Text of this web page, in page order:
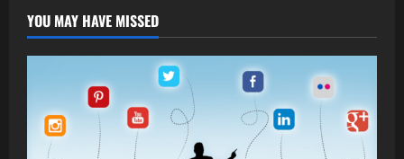
YOU MAY HAVE MISSED